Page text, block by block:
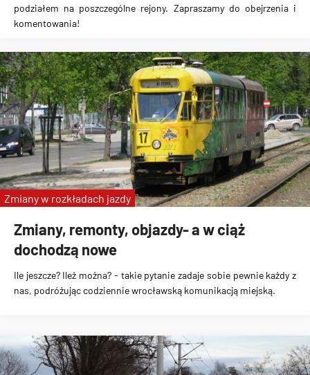
podziałem na poszczególne rejony. Zapraszamy do obejrzenia i
komentowania!
Zmiany, remonty, objazdy- a w ciąż
dochodzą nowe
Ile jeszcze? Ileż można? - takie pytanie zadaje sobie pewnie każdy z
nas, podróżując codziennie wrocławską komunikacją miejską.
Zmiany w rozkładach jazdy